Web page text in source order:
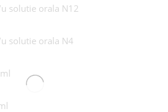
solutie orala N12
solutie orala N4